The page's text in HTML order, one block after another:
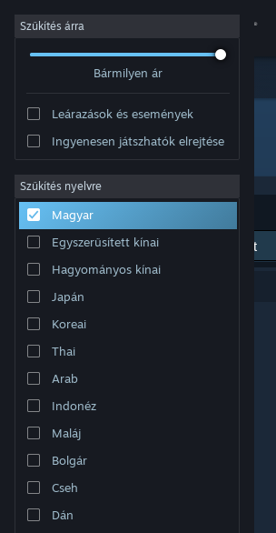
Bejelentkezés
Névjegy
Támogatás
Nyelvváltás
A Steam mobilalkalmazás beszerzése
Asztali weboldalra váltás
Szűkítés árra
Bármilyen ár
Leárazások és események
Ingyenesen játszhatók elrejtése
Szűkítés nyelvre
Magyar
Egyszerűsített kínai
Hagyományos kínai
Japán
Koreai
Thai
Arab
Indonéz
Maláj
Bolgár
Cseh
Dán
Fejlesztő: Magic Dog Studios
Rendezés Relevancia